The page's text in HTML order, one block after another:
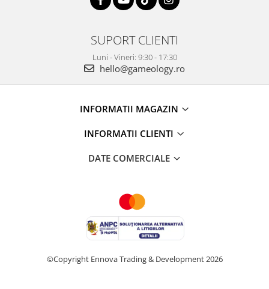
SUPORT CLIENTI
Luni - Vineri: 9:30 - 17:30
hello@gameology.ro
INFORMATII MAGAZIN
INFORMATII CLIENTI
DATE COMERCIALE
©Copyright Ennova Trading & Development 2026